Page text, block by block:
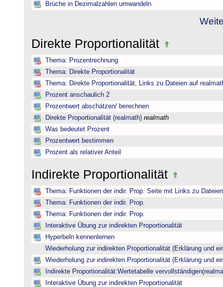
Brüche in Dezimalzahlen umwandeln
Direkte Proportionalität
Thema: Prozentrechnung
Thema: Direkte Proportionalität
Thema: Direkte Proportionalität, Links zu Dateien auf
Prozent anschaulich 2
Prozentwert abschätzen/ berechnen
Direkte Proportionalität (realmath) realmath
Was bedeutet Prozent
Prozentwert bestimmen
Prozent als relativer Anteil
Indirekte Proportionalität
Thema: Funktionen der indir. Prop. Seite mit Links zu
Thema: Funktionen der indir. Prop.
Thema: Funktionen der indir. Prop.
Interaktive Übung zur indirekten Proportionalität
Hyperbeln kennenlernen
Wiederholung zur indirekten Proportionalität (Erklärung und
Wiederholung zur indirekten Proportionalität (Erklärung und
Indirekte Proportionalität:Wertetabelle
Interaktive Übung zur indirekten Proportionalität